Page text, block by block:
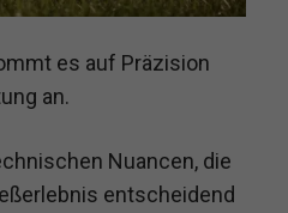
es auf Präzision
an.
Nuancen, die
entscheidend